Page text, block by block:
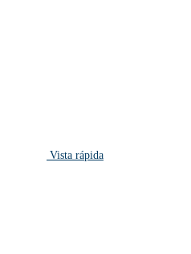
Vista rápida